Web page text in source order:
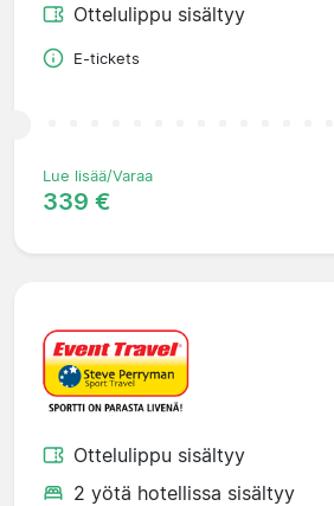
Ottelulippu sisältyy
E-tickets
Lue lisää/Varaa
339 €
Ottelulippu sisältyy
2 yötä hotellissa sisältyy